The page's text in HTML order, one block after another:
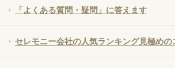
「よくある質問・疑問」に答えます
セレモニー会社の人気ランキング見極めの